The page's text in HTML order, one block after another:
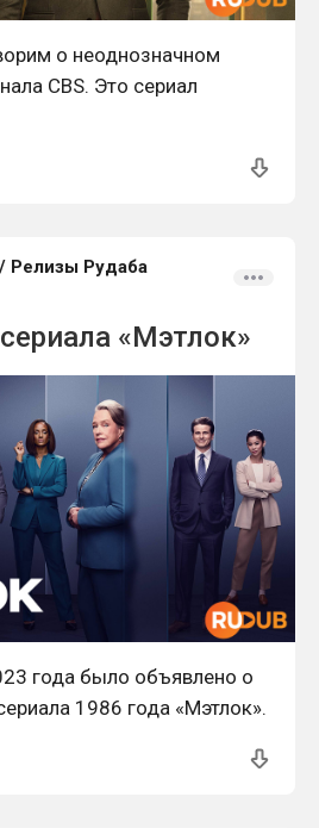
о неоднозначном
CBS. Это сериал
/ Релизы Рудаба
«Мэтлок»
года было объявлено о
1986 года «Мэтлок».